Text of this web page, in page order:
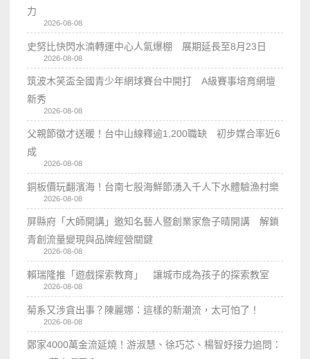
力
2026-08-08
史努比快閃水湳轉運中心人氣爆棚 展期延長至8月23日
2026-08-08
筑波木笑盃全國青少年網球賽台中開打 A級賽事培育網壇
新秀
2026-08-08
父親節徵才送暖！台中山線釋逾1,200職缺 初步媒合率近6
成
2026-08-08
銅板價玩翻濱海！台南七股海鮮節湧入千人下水體驗漁村樂
2026-08-08
屏縣府「大師開講」邀知名藝人暨創業家詹子晴開講 解鎖
青創流量變現與品牌經營關鍵
2026-08-08
賴瑞隆推「遊戲探索教育」 讓城市成為孩子的探索教室
2026-08-08
菊系又涉貪出事？陳麗娜：這樣的新潮流，太可怕了！
2026-08-08
鄭家4000萬金流延燒！游淑慧、徐巧芯、楊智妤接力追問：